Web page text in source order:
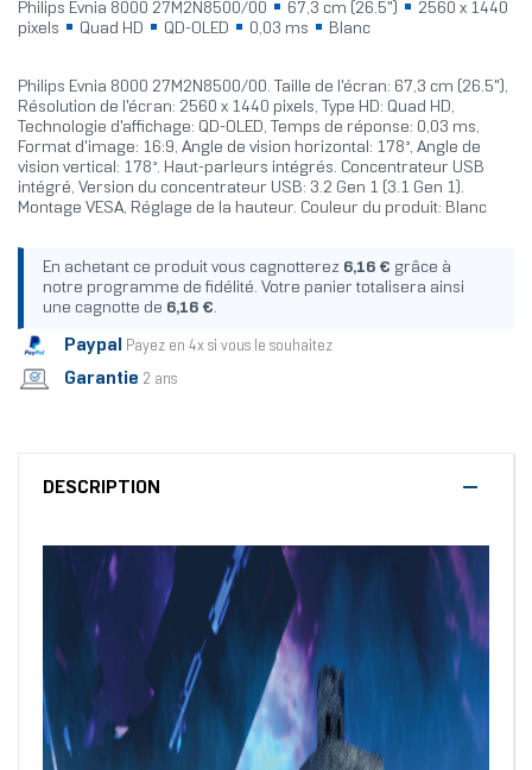
Philips Evnia 8000 27M2N8500/00 67,3 cm (26.5")
2560 x 1440
pixels
Quad HD QD-OLED 0,03 ms Blanc
Philips Evnia 8000 27M2N8500/00. Taille de l'écran: 67,3 cm (26.5"),
Résolution de l'écran: 2560 x 1440 pixels, Type HD: Quad HD,
Technologie d'affichage: QD-OLED, Temps de réponse: 0,03 ms,
Format d'image: 16:9, Angle de vision horizontal: 178°, Angle de
vision vertical: 178°. Haut-parleurs intégrés. Concentrateur USB
intégré, Version du concentrateur USB: 3.2 Gen 1 (3.1 Gen 1).
Montage VESA, Réglage de la hauteur. Couleur du produit: Blanc
En achetant ce produit vous cagnotterez 6,16 € grâce à
notre programme de fidélité. Votre panier totalisera ainsi
une cagnotte de 6,16 €.
Paypal Payez en 4x si vous le souhaitez
Garantie 2 ans
DESCRIPTION